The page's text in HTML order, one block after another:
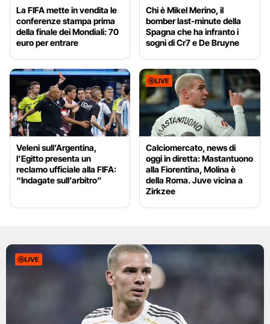
La FIFA mette in vendita le
conferenze stampa prima
della finale dei Mondiali: 70
euro per entrare
Chi è Mikel Merino, il
bomber last-minute della
Spagna che ha infranto i
sogni di Cr7 e De Bruyne
Veleni sull’Argentina,
l’Egitto presenta un
reclamo ufficiale alla FIFA:
“Indagate sull’arbitro”
LIVE
Calciomercato, news di
oggi in diretta: Mastantuono
alla Fiorentina, Molina è
della Roma. Juve vicina a
Zirkzee
LIVE